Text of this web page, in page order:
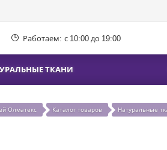
Работаем: с 10:00 до 19:00
ТКАНИ
Олматекс Каталог товаров Натуральные